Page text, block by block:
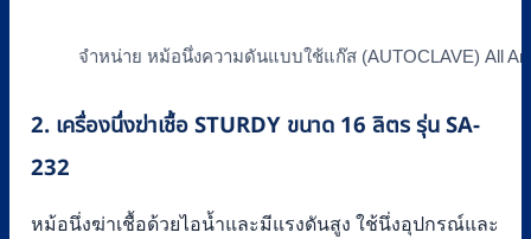
จำหน่าย หม้อนึ่งความดันแบบใช้แก๊ส (AUTOCLAVE) All
2. เครื่องนึ่งฆ่าเชื้อ STURDY ขนาด 16 ลิตร รุ่น SA-
232
หม้อนึ่งฆ่าเชื้อด้วยไอน้ำและมีแรงดันสูง ใช้นึ่งอุปกรณ์และ